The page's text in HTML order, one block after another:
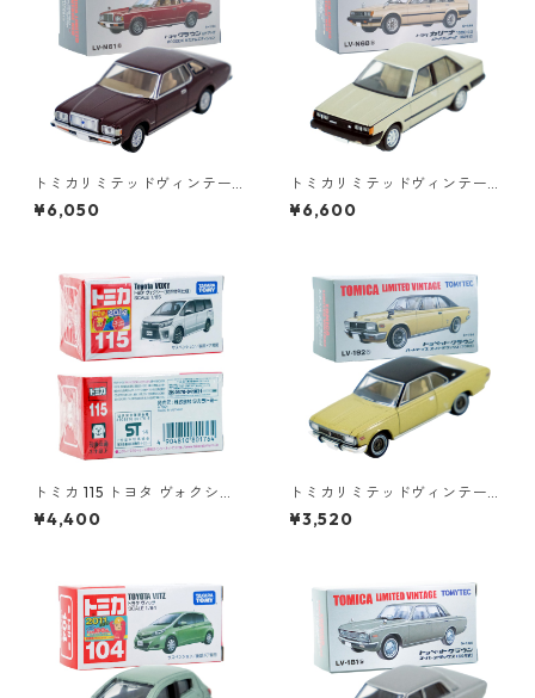
トミカリミテッドヴィンテー
ジネオ LV-N61b トヨタ クラウ
ン 2ドアHT 2000DX カスタ
¥6,050
トミカリミテッドヴィンテー
ジネオ LV-N68b トヨタ カリ
ーナ 1500 SG ロードランナー
¥6,600
トミカ 115 トヨタ ヴォクシー
（初回特別仕様）#10801764
¥4,400
トミカリミテッドヴィンテー
ジ LV-192b トヨペットクラウ
ン ハードトップ スーパーデラ
¥3,520